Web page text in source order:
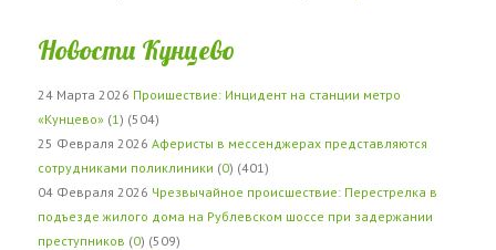
Новости Кунцево
24 Марта 2026 Проишествие: Инцидент на станции метро
«Кунцево» (1 ) (504)
25 Февраля 2026 Аферисты в мессенджерах представляются
сотрудниками поликлиники (0) (401)
04 Февраля 2026 Чрезвычайное происшествие: Перестрелка в
подъезде жилого дома на Рублевском шоссе при задержании
преступников (0) (509)